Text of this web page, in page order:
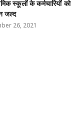
स्कूलों के कर्मचारियों को
जल्द
26, 2021